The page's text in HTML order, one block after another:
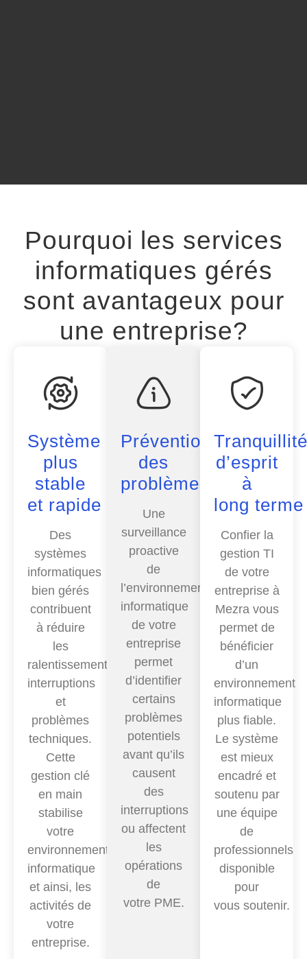
Pourquoi les services
informatiques gérés
sont avantageux pour
une entreprise?
Système
plus
stable
et rapide
Des
systèmes
informatiques
bien gérés
contribuent
à réduire
les
ralentissements,
interruptions
et
problèmes
techniques.
Cette
gestion clé
en main
stabilise
votre
environnement
informatique
et ainsi, les
activités de
votre
entreprise.
Prévention
des
problèmes
Une
surveillance
proactive
de
l’environnement
informatique
de votre
entreprise
permet
d’identifier
certains
problèmes
potentiels
avant qu’ils
causent
des
interruptions
ou affectent
les
opérations
de
votre PME.
Tranquillité
d’esprit
à
long terme
Confier la
gestion TI
de votre
entreprise à
Mezra vous
permet de
bénéficier
d’un
environnement
informatique
plus fiable.
Le système
est mieux
encadré et
soutenu par
une équipe
de
professionnels
disponible
pour
vous soutenir.